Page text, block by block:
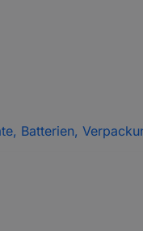
Batterien,